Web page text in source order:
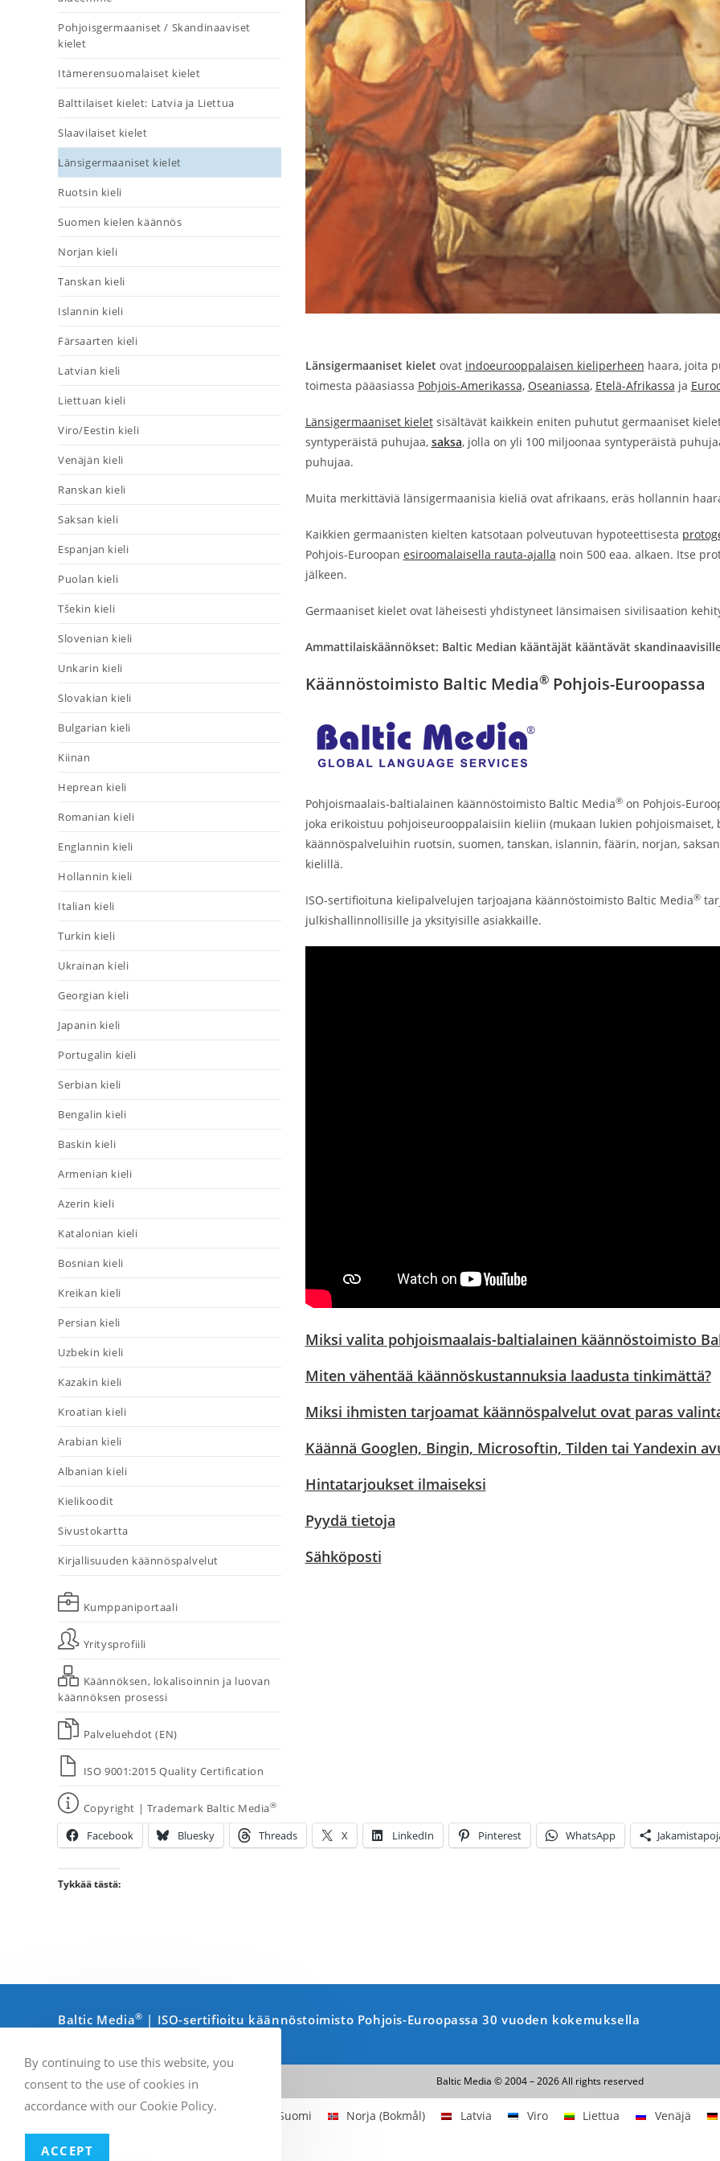
Pohjoisgermaaniset / Skandinaaviset
kielet
Itämerensuomalaiset kielet
Balttilaiset kielet: Latvia ja Liettua
Slaavilaiset kielet
Länsigermaaniset kielet
Ruotsin kieli
Suomen kielen käännös
Norjan kieli
Tanskan kieli
Islannin kieli
Färsaarten kieli
Latvian kieli
Liettuan kieli
Viro/Eestin kieli
Venäjän kieli
Ranskan kieli
Saksan kieli
Espanjan kieli
Puolan kieli
Tšekin kieli
Slovenian kieli
Unkarin kieli
Slovakian kieli
Bulgarian kieli
Kiinan
Heprean kieli
Romanian kieli
Englannin kieli
Hollannin kieli
Italian kieli
Turkin kieli
Ukrainan kieli
Georgian kieli
Japanin kieli
Portugalin kieli
Serbian kieli
Bengalin kieli
Baskin kieli
Armenian kieli
Azerin kieli
Katalonian kieli
Bosnian kieli
Kreikan kieli
Persian kieli
Uzbekin kieli
Kazakin kieli
Kroatian kieli
Arabian kieli
Albanian kieli
Kielikoodit
Sivustokartta
Kirjallisuuden käännöspalvelut
Kumppaniportaali
Yritysprofiili
Käännöksen, lokalisoinnin ja luovan
käännöksen prosessi
Palveluehdot (EN)
ISO 9001:2015 Quality Certification
Copyright | Trademark Baltic Media®
Länsigermaaniset kielet ovat indoeurooppalaisen kieliperheen haara, joita
toimesta pääasiassa Pohjois-Amerikassa, Oseaniassa, Etelä-Afrikassa ja
Länsigermaaniset kieletsisältävät kaikkein eniten puhutut germaaniset
syntyperäistä puhujaa, saksa, jolla on yli 100 miljoonaa syntyperäistä
puhujaa.
Muita merkittäviä länsigermaanisia kieliä ovat afrikaans, eräs hollannin
Kaikkien germaanisten kielten katsotaan polveutuvan hypoteettisesta
Pohjois-Euroopan esiroomalaisella rauta-ajalla noin 500 eaa. alkaen. Itse
jälkeen.
Germaaniset kielet ovat läheisesti yhdistyneet länsimaisen sivilisaation
Ammattilaiskäännökset: Baltic Median kääntäjät kääntävät
Käännöstoimisto Baltic Media®Pohjois-Euroopassa
Pohjoismaalais-baltialainen käännöstoimisto Baltic Media®on Pohjois-
joka erikoistuu pohjoiseurooppalaisiin kieliin (mukaan lukien pohjoismaiset,
käännöspalveluihin ruotsin, suomen, tanskan, islannin, fäärin, norjan,
kielillä.
ISO-sertifioituna kielipalvelujen tarjoajana käännöstoimisto Baltic Media®
julkishallinnollisille ja yksityisille asiakkaille.
Miksi valita pohjoismaalais-baltialainen käännöstoimisto
Miten vähentää käännöskustannuksia laadusta tinkimättä?
Miksi ihmisten tarjoamat käännöspalvelut ovat paras
Käännä Googlen, Bingin, Microsoftin, Tilden tai Yandexin
Hintatarjoukset ilmaiseksi
Pyydä tietoja
Sähköposti
Facebook Bluesky Threads X LinkedIn Pinterest WhatsApp
Tykkää tästä:
Baltic Media® | ISO-sertifioitu käännöstoimisto Pohjois-Euroopassa 30 vuoden kokemuksella
Baltic Media © 2004 – 2026 All rights reserved
Ruotsi Suomi Norja (Bokmål) Latvia Viro Liettua Venäjä
By continuing to use this website, you
consent to the use of cookies in
accordance with our Cookie Policy.
ACCEPT